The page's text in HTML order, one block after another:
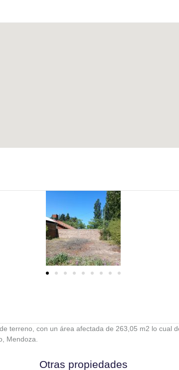
terreno, con un área afectada de 263,05 m2 lo cual
Mendoza.
Otras propiedades